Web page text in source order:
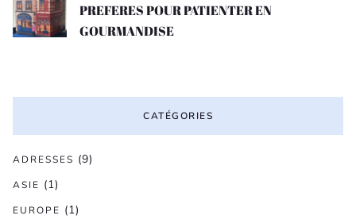
PREFERES POUR PATIENTER EN
GOURMANDISE
CATÉGORIES
ADRESSES (9)
ASIE (1)
EUROPE (1)